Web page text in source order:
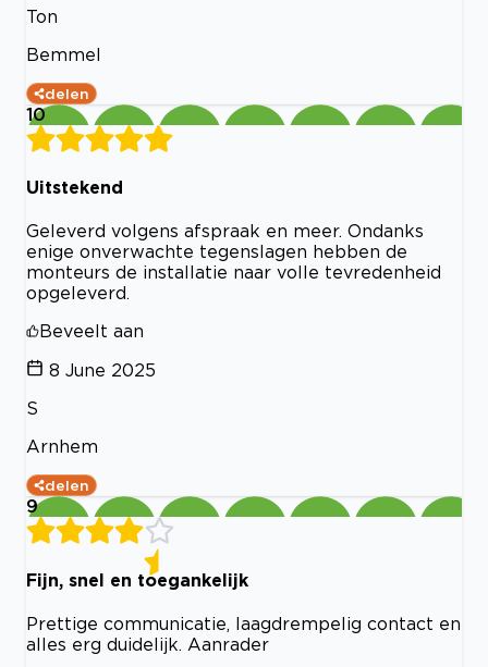
Ton
Bemmel
delen
10
Uitstekend
Geleverd volgens afspraak en meer. Ondanks
enige onverwachte tegenslagen hebben de
monteurs de installatie naar volle tevredenheid
opgeleverd.
Beveelt aan
8 June 2025
S
Arnhem
delen
9
Fijn, snel en toegankelijk
Prettige communicatie, laagdrempelig contact en
alles erg duidelijk. Aanrader